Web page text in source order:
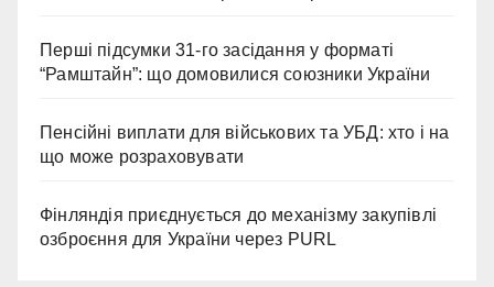
Перші підсумки 31-го засідання у форматі
“Рамштайн”: що домовилися союзники України
Пенсійні виплати для військових та УБД: хто і на
що може розраховувати
Фінляндія приєднується до механізму закупівлі
озброєння для України через PURL